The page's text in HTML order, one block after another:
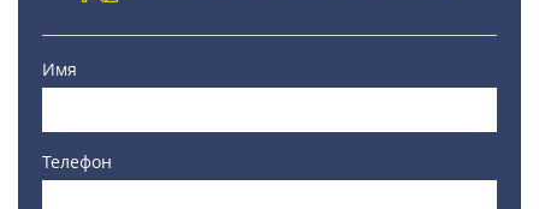
Имя
Телефон